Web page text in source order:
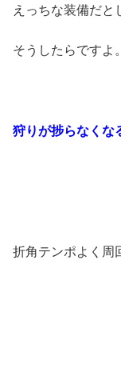
えっちな装備だと
そうしたらですよ。
狩りが捗らなくな
折角テンポよく周